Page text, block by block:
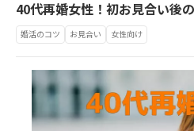
40代再婚女性！初お見合い後
婚活のコツ お見合い 女性向け